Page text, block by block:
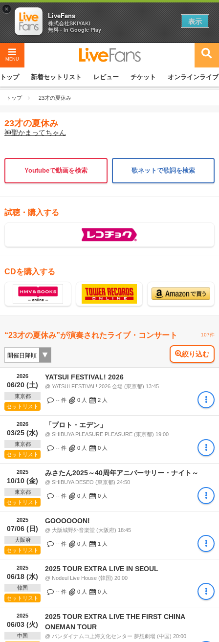
MENU
トップ 新着セットリスト レビュー チケット オンラインライブ
トップ 23才の夏休み
23才の夏休み
神聖かまってちゃん
Youtubeで動画を検索 歌ネットで歌詞を検索
試聴・購入する
CDを購入する
“23才の夏休み”が演奏されたライブ・コンサート 107件
絞り込む
2026
06/20 (土)
東京都
セットリスト
YATSUI FESTIVAL! 2026
@ YATSUI FESTIVAL! 2026 会場 (東京都) 13:45
-- 件 0 人 2 人
2026
03/25 (水)
東京都
セットリスト
「プロト・エデン」
@ SHIBUYA PLEASURE PLEASURE (東京都) 19:00
-- 件 0 人 0 人
2025
10/10 (金)
東京都
セットリスト
みさたん2025～40周年アニバーサリー・ナイト～
@ SHIBUYA DESEO (東京都) 24:50
-- 件 0 人 0 人
2025
07/06 (日)
大阪府
セットリスト
GOOOOOON!
@ 大阪城野外音楽堂 (大阪府) 18:45
-- 件 0 人 1 人
2025
06/18 (水)
韓国
セットリスト
2025 TOUR EXTRA LIVE IN SEOUL
@ Nodeul Live House (韓国) 20:00
-- 件 0 人 0 人
2025
06/03 (火)
中国
2025 TOUR EXTRA LIVE THE FIRST CHINA
ONEMAN TOUR
@ バンダイナムコ上海文化センター 夢想劇場 (中国) 20:00
×
LiveFans
株式会社SKIYAKI
無料 - In Google Play
表示